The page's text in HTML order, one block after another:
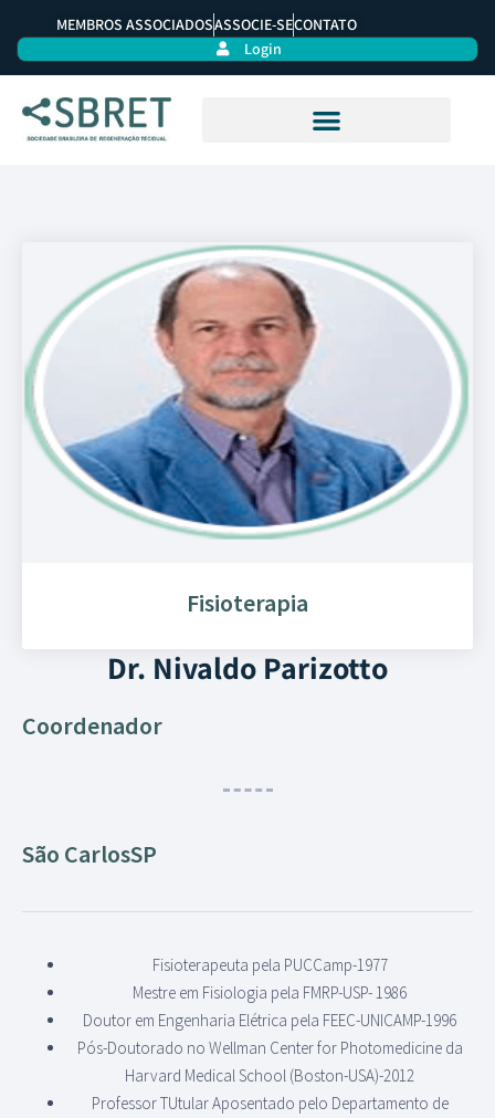
MEMBROS ASSOCIADOSASSOCIE-SECONTATO
Login
Fisioterapia
Dr. Nivaldo Parizotto
Coordenador
São CarlosSP
Fisioterapeuta pela PUCCamp-1977
Mestre em Fisiologia pela FMRP-USP- 1986
Doutor em Engenharia Elétrica pela FEEC-UNICAMP-1996
Pós-Doutorado no Wellman Center for Photomedicine da
Harvard Medical School (Boston-USA)-2012
Professor TUtular Aposentado pelo Departamento de